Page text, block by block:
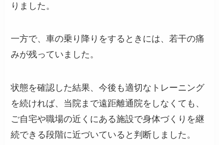
りました。
一方で、車の乗り降りをするときには、若干の痛
みが残っていました。
状態を確認した結果、今後も適切なトレーニング
を続ければ、当院まで遠距離通院をしなくても、
ご自宅や職場の近くにある施設で身体づくりを継
続できる段階に近づいていると判断しました。